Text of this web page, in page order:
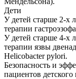
Дети
У детей старше 2-х
терапии
У детей старше 4-х
терапии язвы
Helicobacter pylori.
Безопасность и
пациентов детского